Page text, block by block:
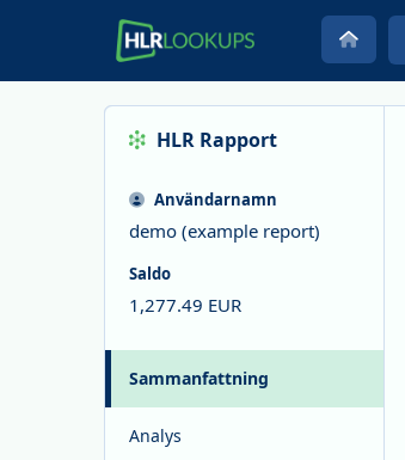
HLR Rapport
Användarnamn
demo (example report)
Saldo
1,277.49 EUR
Sammanfattning
Analys